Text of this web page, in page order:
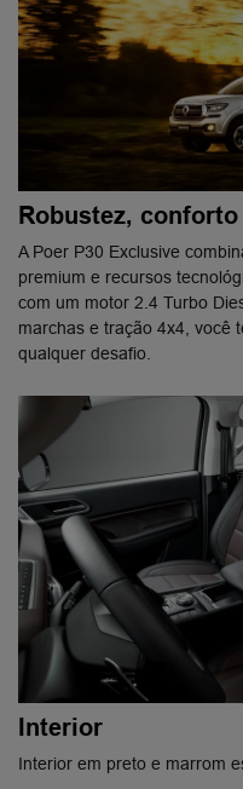
Robustez,
A Poer P30 Exclusive
premium e recursos
com um motor 2.4 Turbo
marchas e tração 4x4, você
qualquer desafio.
Interior
Interior em preto e marrom